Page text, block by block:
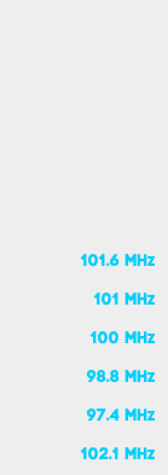
101.6 MHz
101 MHz
100 MHz
98.8 MHz
97.4 MHz
102.1 MHz